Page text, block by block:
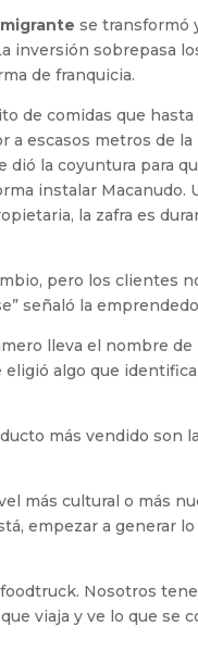
se transformó
inversión sobrepasa
de franquicia.
de comidas que
escasos metros de la
dió la coyuntura para
instalar Macanudo.
la zafra es
pero los clientes
señaló la
lleva el nombre de
algo que identifica
más vendido son
más cultural o más
empezar a generar
Nosotros
viaja y ve lo que se